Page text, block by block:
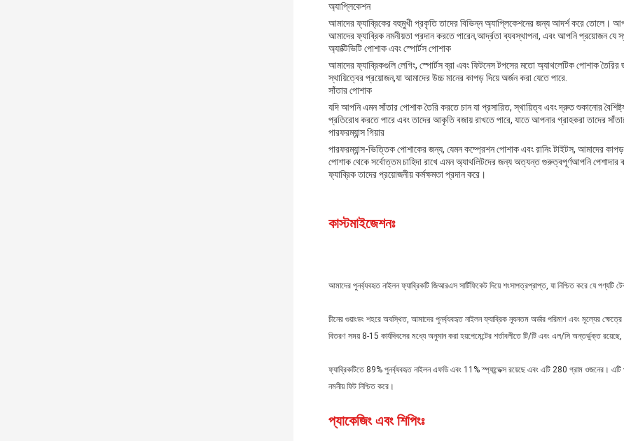
অ্যাপ্লিকেশন
আমাদের ফ্যাব্রিকের বহুমুখী প্রকৃতি তাদের বিভিন্ন অ্যাপ্লিকেশনের জন্য আদর্শ করে তোলে।
আমাদের ফ্যাব্রিক নমনীয়তা প্রদান করতে পারেন,আর্দ্রতা ব্যবস্থাপনা, এবং আপনি প্রয়োজন যে
অ্যাক্টিভিটি পোশাক এবং স্পোর্টস পোশাক
আমাদের ফ্যাব্রিকগুলি লেগিং, স্পোর্টস ব্রা এবং ফিটনেস টপসের মতো অ্যাথলেটিক পোশাক
স্থায়িত্বের প্রয়োজন,যা আমাদের উচ্চ মানের কাপড় দিয়ে অর্জন করা যেতে পারে.
সাঁতার পোশাক
যদি আপনি এমন সাঁতার পোশাক তৈরি করতে চান যা প্রসারিত, স্থায়িত্ব এবং দ্রুত শুকানোর
প্রতিরোধ করতে পারে এবং তাদের আকৃতি বজায় রাখতে পারে, যাতে আপনার গ্রাহকরা তাদের
পারফরম্যান্স গিয়ার
পারফরম্যান্স-ভিত্তিক পোশাকের জন্য, যেমন কম্প্রেশন পোশাক এবং রানিং টাইটস, আমাদের
পোশাক থেকে সর্বোত্তম চাহিদা রাখে এমন অ্যাথলিটদের জন্য অত্যন্ত গুরুত্বপূর্ণআপনি পেশাদার
ফ্যাব্রিক তাদের প্রয়োজনীয় কর্মক্ষমতা প্রদান করে।
কাস্টমাইজেশনঃ
আমাদের পুনর্ব্যবহৃত নাইলন ফ্যাব্রিকটি জিআরএস সার্টিফিকেট দিয়ে শংসাপত্রপ্রাপ্ত, যা নিশ্চিত করে যে পণ্যটি
চীনের গুয়াংডং শহরে অবস্থিত, আমাদের পুনর্ব্যবহৃত নাইলন ফ্যাব্রিক ন্যূনতম অর্ডার পরিমাণ এবং মূল্যের
বিতরণ সময় 8-15 কার্যদিবসের মধ্যে অনুমান করা হয়পেমেন্টের শর্তাবলীতে টি/টি এবং এল/সি অন্তর্ভুক্ত
ফ্যাব্রিকটিতে 89% পুনর্ব্যবহৃত নাইলন এফডি এবং 11% স্প্যান্ডেক্স রয়েছে এবং এটি 280 গ্রাম ওজনের।
নমনীয় ফিট নিশ্চিত করে।
প্যাকেজিং এবং শিপিংঃ